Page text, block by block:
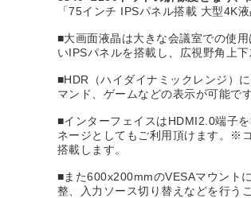
「75インチ IPSパネル搭載 大型4K
■大画面液晶は大きな会議室での使
いIPSパネルを搭載し、広視野角上
■HDR（ハイダイナミックレンジ）
マンド、ゲームなどの表示が可能で
■インターフェイスはHDMI2.0端子
ネージとしてもご利用頂けます。※
搭載します。
■また600x200mmのVESAマウント
整、入力ソース切り替えなどを行う